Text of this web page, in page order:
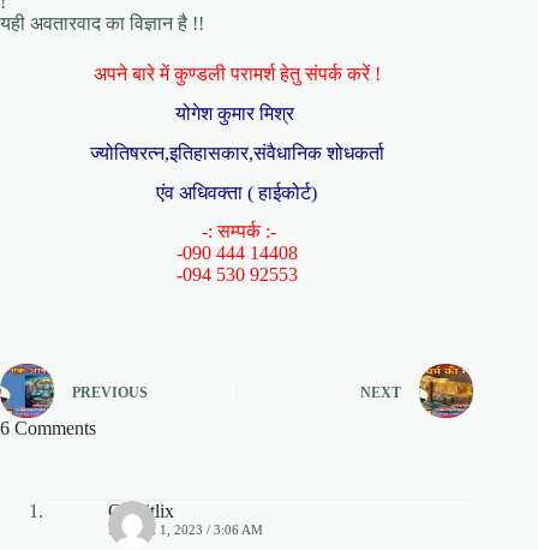
यही अवतारवाद का विज्ञान है !!
अपने बारे में कुण्डली परामर्श हेतु संपर्क करें !
योगेश कुमार मिश्र
ज्योतिषरत्न,इतिहासकार,संवैधानिक शोधकर्ता
एंव अधिवक्ता ( हाईकोर्ट)
-: सम्पर्क :-
-090 444 14408
-094 530 92553
PREVIOUS NEXT
6 Comments
Obtaitlix
MARCH 1, 2023 / 3:06 AM